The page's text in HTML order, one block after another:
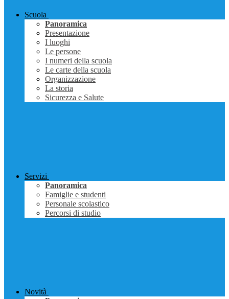
Scuola
Panoramica
Presentazione
I luoghi
Le persone
I numeri della scuola
Le carte della scuola
Organizzazione
La storia
Sicurezza e Salute
Servizi
Panoramica
Famiglie e studenti
Personale scolastico
Percorsi di studio
Novità